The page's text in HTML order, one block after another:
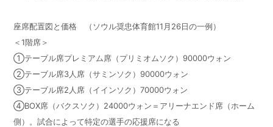
座席配置図と価格 （ソウル奨忠体育館11 月 26日の一例）
＜1階席＞
①テーブル席プレミアム席（プリミオムソク） 90000ウォン
②テーブル席3人席（サミンソク） 90000ウォン
③テーブル席2人席（イインソク）70000ウォン
④BOX席（バクスソク） 24000ウォン＝アリーナエンド席（ホーム
側）。試合によって特定の選手の応援席になる